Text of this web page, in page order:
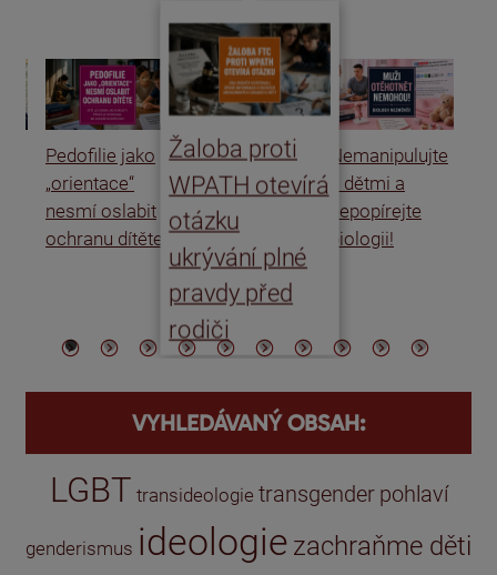
Pedofilie jako
„orientace“
nesmí oslabit
ochranu dítěte
Žaloba proti
WPATH otevírá
otázku
ukrývání plné
pravdy před
rodiči
Nemanipulujte
s dětmi a
nepopírejte
biologii!
VYHLEDÁVANÝ OBSAH:
LGBT transideologie transgender pohlaví
genderismus ideologie zachraňme děti